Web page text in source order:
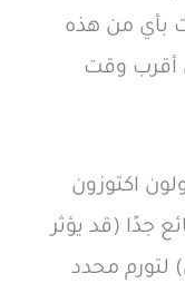
بأي من هذه
أقرب وقت
اكتوزون
جدًا (قد يؤثر
10 أشخاص) لتورم محدد